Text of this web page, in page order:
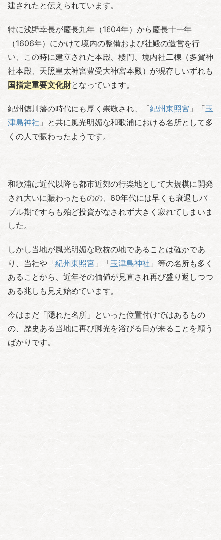
建されたと伝えられています。
特に浅野幸長が慶長九年（1604年）から慶長十一年
（1606年）にかけて境内の整備および社殿の造営を行
い、この時に建立された本殿、楼門、境内社二棟（多賀神
社本殿、天照皇太神宮豊受大神宮本殿）が現存しいずれも
国指定重要文化財となっています。
紀州徳川藩の時代にも厚く崇敬され、「紀州東照宮 」「玉
津島神社 」と共に風光明媚な和歌浦における名所として多
くの人で賑わったようです。
和歌浦は近代以降も都市近郊の行楽地として大規模に開発
され大いに賑わったものの、60年代には早くも衰退しバ
ブル期ですらも殆ど投資がなされず大きく寂れてしまいま
した。
しかし当地が風光明媚な歌枕の地であることは確かであ
り、当社や「紀州東照宮 」「玉津島神社 」等の名所も多く
あることから、近年その価値が見直され再び盛り返しつつ
ある兆しも見え始めています。
今はまだ「隠れた名所」といった位置付けではあるもの
の、歴史ある当地に再び脚光を浴びる日が来ることを願う
ばかりです。